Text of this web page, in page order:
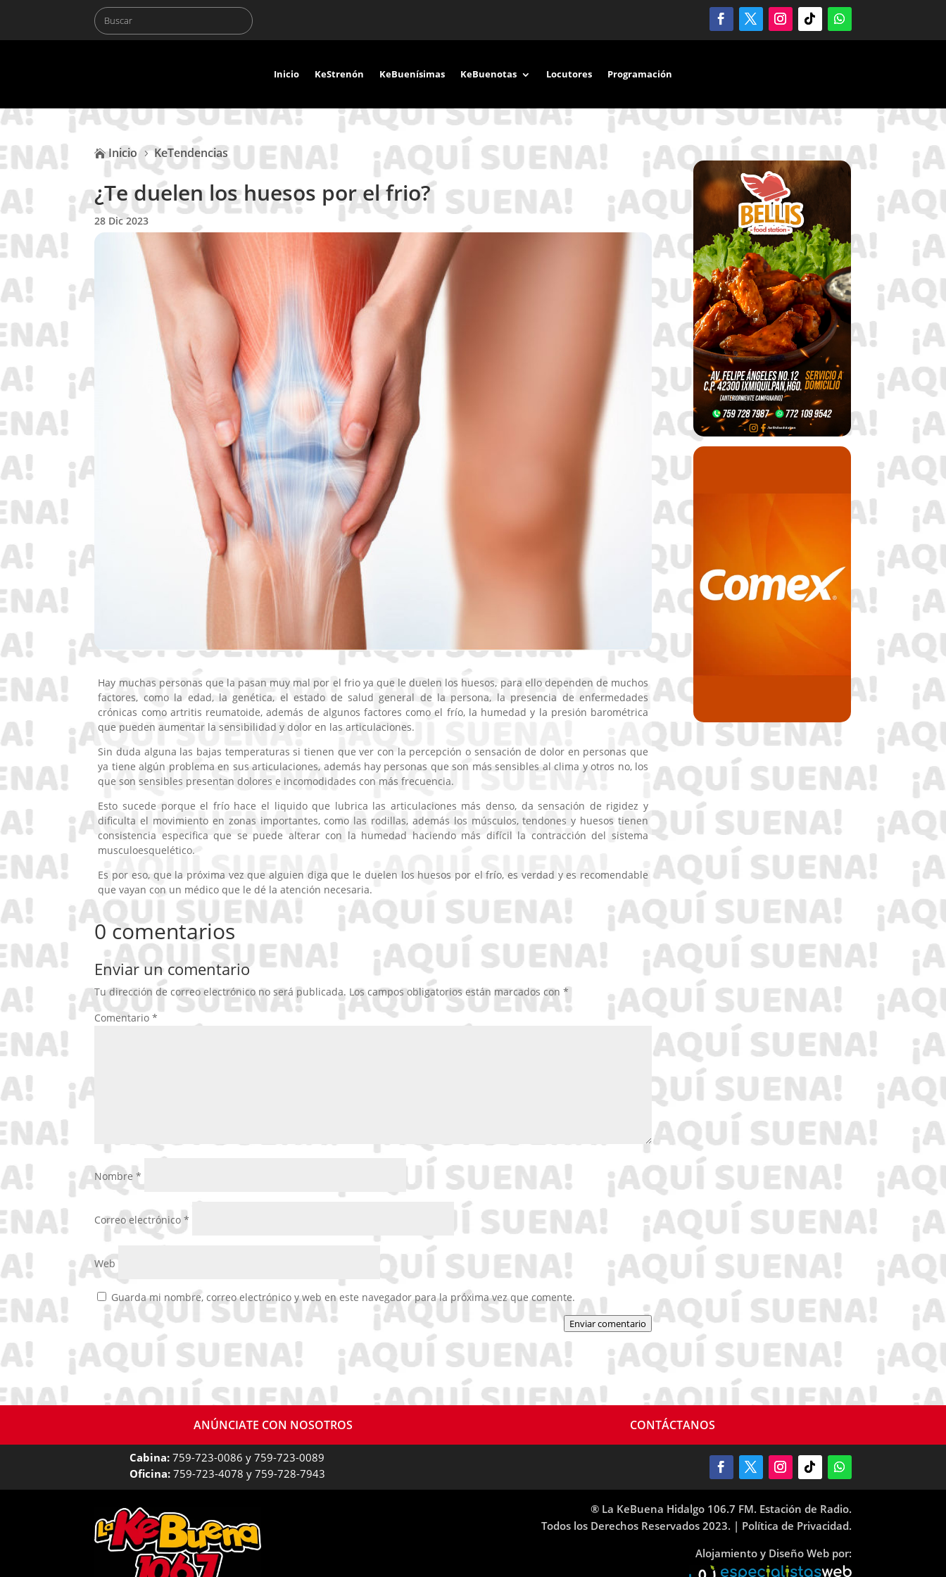
Inicio KeStrenón KeBuenísimas KeBuenotas Locutores Programación
 Inicio 5 KeTendencias
¿Te duelen los huesos por el frio?
28 Dic 2023
Hay muchas personas que la pasan muy mal por el frio ya que le duelen los huesos, para ello dependen de muchos
factores, como la edad, la genética, el estado de salud general de la persona, la presencia de enfermedades
crónicas como artritis reumatoide, además de algunos factores como el frío, la humedad y la presión barométrica
que pueden aumentar la sensibilidad y dolor en las articulaciones.
Sin duda alguna las bajas temperaturas si tienen que ver con la percepción o sensación de dolor en personas que
ya tiene algún problema en sus articulaciones, además hay personas que son más sensibles al clima y otros no, los
que son sensibles presentan dolores e incomodidades con más frecuencia.
Esto sucede porque el frío hace el liquido que lubrica las articulaciones más denso, da sensación de rigidez y
dificulta el movimiento en zonas importantes, como las rodillas, además los músculos, tendones y huesos tienen
consistencia especifica que se puede alterar con la humedad haciendo más difícil la contracción del sistema
musculoesquelético.
Es por eso, que la próxima vez que alguien diga que le duelen los huesos por el frío, es verdad y es recomendable
que vayan con un médico que le dé la atención necesaria.
0 comentarios
Enviar un comentario
Tu dirección de correo electrónico no será publicada. Los campos obligatorios están marcados con*
Comentario*
Nombre*
Correo electrónico*
Web
Guarda mi nombre, correo electrónico y web en este navegador para la próxima vez que comente.
Enviar comentario
ANÚNCIATE CON NOSOTROS CONTÁCTANOS
Cabina: 759-723-0086 y 759-723-0089
Oficina: 759-723-4078 y 759-728-7943
® La KeBuena Hidalgo 106.7 FM. Estación de Radio.
Todos los Derechos Reservados 2023. | Política de Privacidad.
Alojamiento y Diseño Web por: